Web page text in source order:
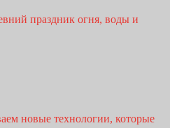
праздник огня, воды и
новые технологии, которые